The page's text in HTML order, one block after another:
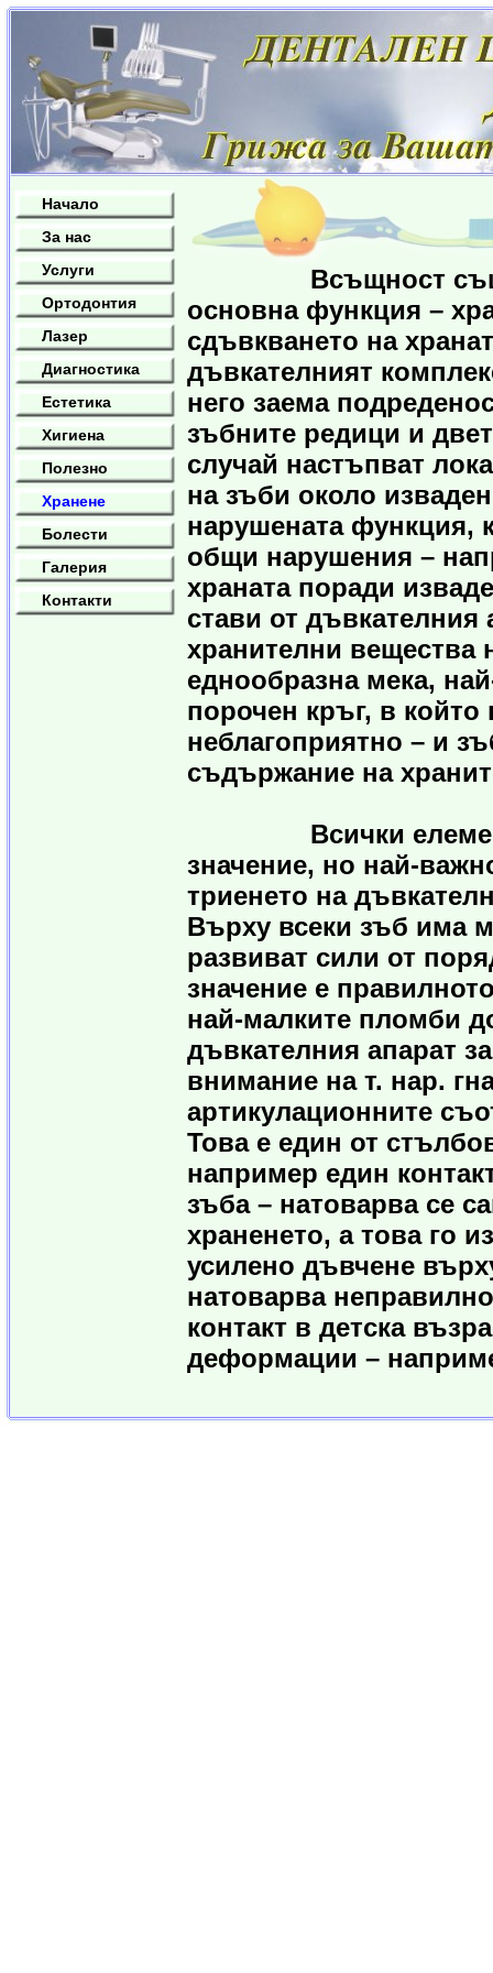
Начало
За нас
Услуги
Ортодонтия
Лазер
Диагностика
Естетика
Хигиена
Полезно
Хранене
Болести
Галерия
Контакти
Всъщност
основна функция –
сдъвкването на
дъвкателният
него заема
зъбните редици и
случай настъпват
на зъби около
нарушената функция,
общи нарушения –
храната поради
стави от
хранителни вещества
еднообразна мека,
порочен кръг, в който
неблагоприятно – и
съдържание на
Всички елементи,
значение, но най-
триенето на
Върху всеки зъб има
развиват сили от
значение е
най-малките пломби
дъвкателния апарат
внимание на т. нар.
артикулационните
Това е един от
например един
зъба – натоварва се
храненето, а това го
усилено дъвчене
натоварва
контакт в детска
деформации –